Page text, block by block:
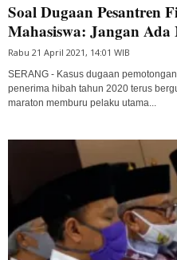
Soal Dugaan Pesantren
Mahasiswa: Jangan
Rabu 21 April 2021, 14:01 WIB
SERANG - Kasus dugaan
penerima hibah tahun 2020 terus
maraton memburu pelaku utama...